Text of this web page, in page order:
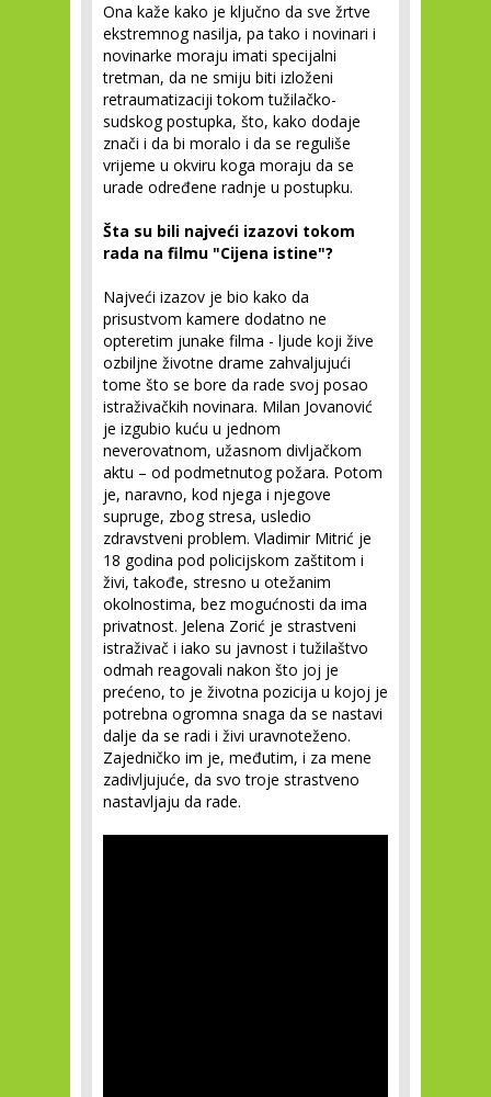
Ona kaže kako je ključno da sve žrtve
ekstremnog nasilja, pa tako i novinari i
novinarke moraju imati specijalni
tretman, da ne smiju biti izloženi
retraumatizaciji tokom tužilačko-
sudskog postupka, što, kako dodaje
znači i da bi moralo i da se reguliše
vrijeme u okviru koga moraju da se
urade određene radnje u postupku.
Šta su bili najveći izazovi tokom
rada na filmu "Cijena istine"?
Najveći izazov je bio kako da
prisustvom kamere dodatno ne
opteretim junake filma - ljude koji žive
ozbiljne životne drame zahvaljujući
tome što se bore da rade svoj posao
istraživačkih novinara. Milan Jovanović
je izgubio kuću u jednom
neverovatnom, užasnom divljačkom
aktu – od podmetnutog požara. Potom
je, naravno, kod njega i njegove
supruge, zbog stresa, usledio
zdravstveni problem. Vladimir Mitrić je
18 godina pod policijskom zaštitom i
živi, takođe, stresno u otežanim
okolnostima, bez mogućnosti da ima
privatnost. Jelena Zorić je strastveni
istraživač i iako su javnost i tužilaštvo
odmah reagovali nakon što joj je
prećeno, to je životna pozicija u kojoj je
potrebna ogromna snaga da se nastavi
dalje da se radi i živi uravnoteženo.
Zajedničko im je, međutim, i za mene
zadivljujuće, da svo troje strastveno
nastavljaju da rade.